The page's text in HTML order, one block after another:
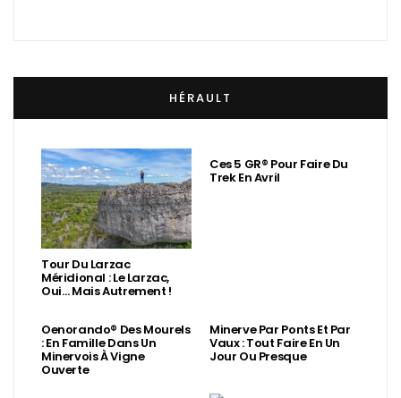
HÉRAULT
Tour Du Larzac
Méridional : Le Larzac,
Oui… Mais Autrement !
Ces 5 GR® Pour Faire Du
Trek En Avril
Oenorando® Des Mourels
: En Famille Dans Un
Minervois À Vigne
Ouverte
Minerve Par Ponts Et Par
Vaux : Tout Faire En Un
Jour Ou Presque